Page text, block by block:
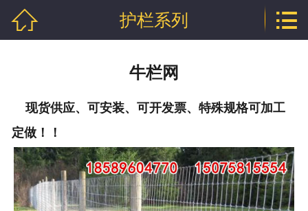
技术文章
企业资质
 护栏系列 
牛栏网
现货供应、可安装、可开发票、特殊规格可加工
定做！！